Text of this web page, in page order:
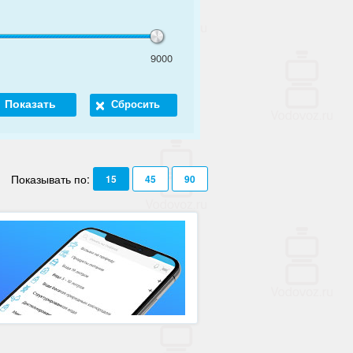
9000
Показывать по: 15 45 90